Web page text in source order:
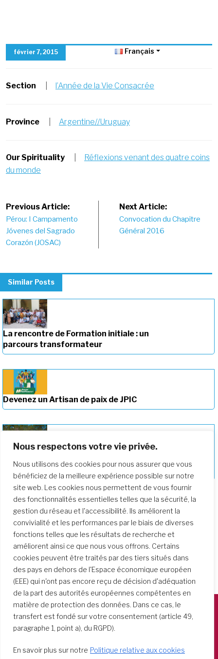
Nous respectons votre vie privée.
Nous utilisons des cookies pour nous assurer que vous
bénéficiez de la meilleure expérience possible sur notre
site web. Les cookies nous permettent de vous fournir
des fonctionnalités essentielles telles que la sécurité, la
gestion du réseau et l'accessibilité. Ils améliorent la
convivialité et les performances par le biais de diverses
fonctions telles que les résultats de recherche et
améliorent ainsi ce que nous vous offrons. Certains
cookies peuvent être traités par des tiers situés dans
des pays en dehors de l'Espace économique européen
(EEE) qui n'ont pas encore reçu de décision d'adéquation
de la part des autorités européennes compétentes en
matière de protection des données. Dans ce cas, le
transfert est fondé sur votre consentement (article 49,
paragraphe 1, point a), du RGPD).
En savoir plus sur notre Politique relative aux cookies
février 7, 2015 Français
Section l’Année de la Vie Consacrée
Province Argentine//Uruguay
Our Spirituality
Réflexions venant des quatre coins
du monde
Post
navigation
Previous Article:
Pérou: I Campamento
Jóvenes del Sagrado
Corazón (JOSAC)
Next Article:
Convocation du Chapitre
Général 2016
Similar Posts
La rencontre de Formation initiale : un
parcours transformateur
Devenez un Artisan de paix de JPIC
Approfondir notre parcours de
Società del Sacro Cuore
Via Tarquinio Vipera, 16 - 00152 Roma